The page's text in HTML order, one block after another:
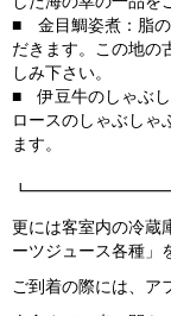
■ 金目鯛姿煮：脂の
だきます。この地の
しみ下さい。
■ 伊豆牛のしゃぶし
ロースのしゃぶしゃ
ます。
更には客室内の冷蔵
ーツジュース各種」
ご到着の際には、ア